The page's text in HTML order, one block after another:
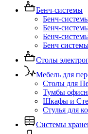
Бенч-системы
Бенч-
Бенч-
Бенч-
Бенч
Столы
Мебель для
Столы для
Тумбы
Шкафы и
Стулья для
Системы